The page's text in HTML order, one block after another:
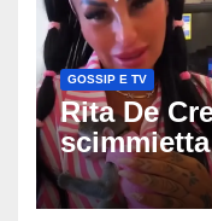
GOSSIP E TV
Rita De
social:
rischia